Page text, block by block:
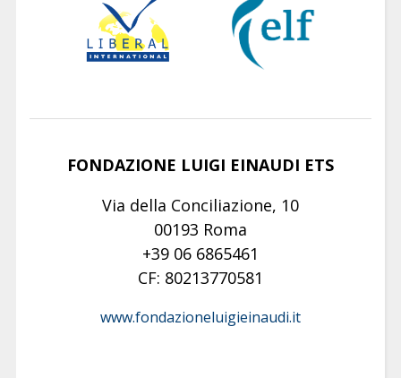
FONDAZIONE LUIGI EINAUDI ETS
Via della Conciliazione, 10
00193 Roma
+39 06 6865461
CF: 80213770581
www.fondazioneluigieinaudi.it